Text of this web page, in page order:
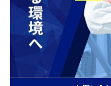
具体的には、建物の延べ
どをもとに防火対象物の
や省令の条文を参照しま
場所や数、点検・維持管理
が重要です。誤った設置や